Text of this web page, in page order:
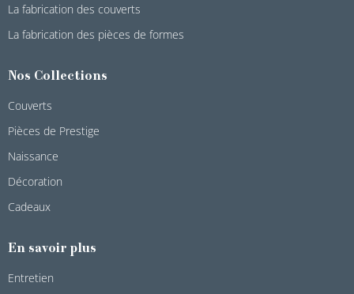
La fabrication des couverts
La fabrication des pièces de formes
Nos Collections
Couverts
Pièces de Prestige
Naissance
Décoration
Cadeaux
En savoir plus
Entretien